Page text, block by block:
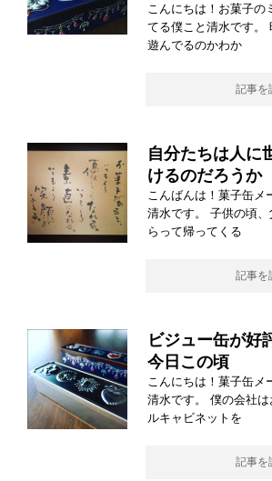
こんにちは！お菓子の
てる僕こと清水です。
遊んでるのかわか
記事を
自分たちは人に
けるのだろうか
こんばんは！菓子缶メ
清水です。 子供の頃
らって帰ってくる
記事を
ビジュー缶が好
今日この頃
こんにちは！菓子缶メ
清水です。 僕の会社
ルキャビネットを
記事を